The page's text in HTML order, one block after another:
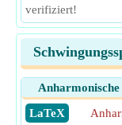
verifiziert!
​ LaTeX